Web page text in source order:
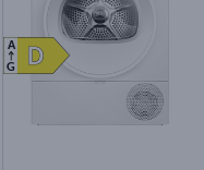
D
D
A
G